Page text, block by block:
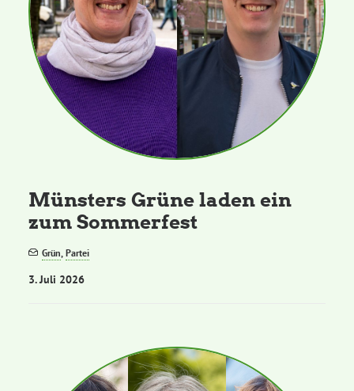
Münsters Grüne laden ein
zum Sommerfest
Grün,Partei
3. Juli 2026